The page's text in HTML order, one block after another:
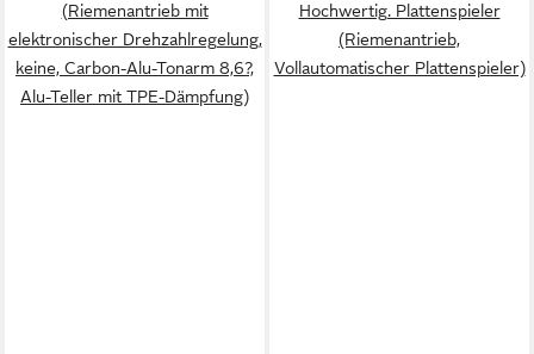
(Riemenantrieb mit
elektronischer Drehzahlregelung,
keine, Carbon-Alu-Tonarm 8,6?,
Alu-Teller mit TPE-Dämpfung)
Hochwertig. Plattenspieler
(Riemenantrieb,
Vollautomatischer Plattenspieler)